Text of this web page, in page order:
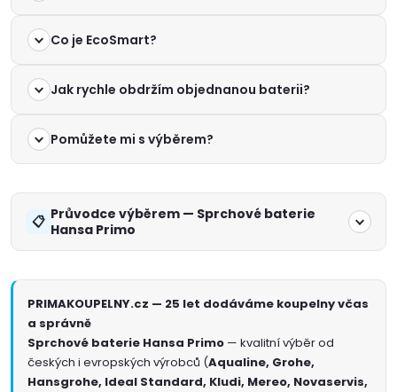
Co je EcoSmart?
Jak rychle obdržím objednanou baterii?
Pomůžete mi s výběrem?
Průvodce výběrem — Sprchové baterie
Hansa Primo
PRIMAKOUPELNY.cz — 25 let dodáváme koupelny včas
a správně
Sprchové baterie Hansa Primo — kvalitní výběr od
českých i evropských výrobců (Aqualine, Grohe,
Hansgrohe, Ideal Standard, Kludi, Mereo, Novaservis,